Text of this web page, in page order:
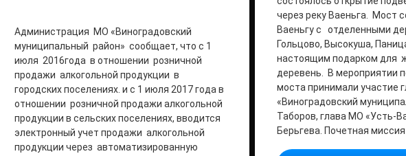
Администрация МО «Виноградовский
муниципальный район» сообщает, что с 1
июля 2016года в отношении розничной
продажи алкогольной продукции в
городских поселениях. и с 1 июля 2017 года в
отношении розничной продажи алкогольной
продукции в сельских поселениях, вводится
электронный учет продажи алкогольной
продукции через автоматизированную
через реку Ваеньга. Мост
Ваеньгу с отделенными
Гольцово, Высокуша,
настоящим подарком для
деревень. В мероприятии
моста принимали участие
«Виноградовский
Таборов, глава МО «Усть-
Берьгева. Почетная миссия